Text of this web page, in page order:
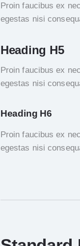
Proin faucibus ex
egestas nisi
Heading H5
Proin faucibus ex
egestas nisi
Heading H6
Proin faucibus ex
egestas nisi